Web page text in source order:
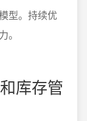
型。持续优
。
库存管